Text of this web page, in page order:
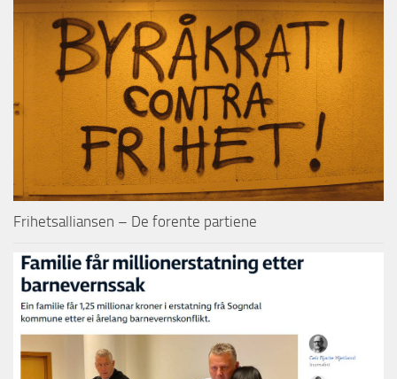
Frihetsalliansen – De forente partiene